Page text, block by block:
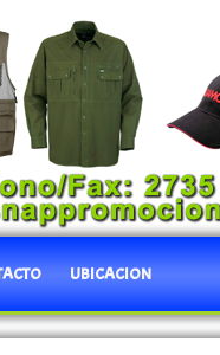
UBICACION